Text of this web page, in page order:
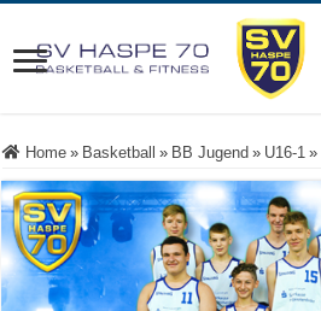
Home » Basketball » BB Jugend » U16-1 »